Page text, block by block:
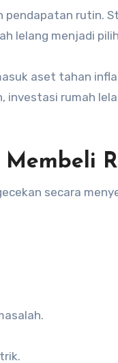
pendapatan rutin.
lelang menjadi
aset tahan
investasi rumah
secara